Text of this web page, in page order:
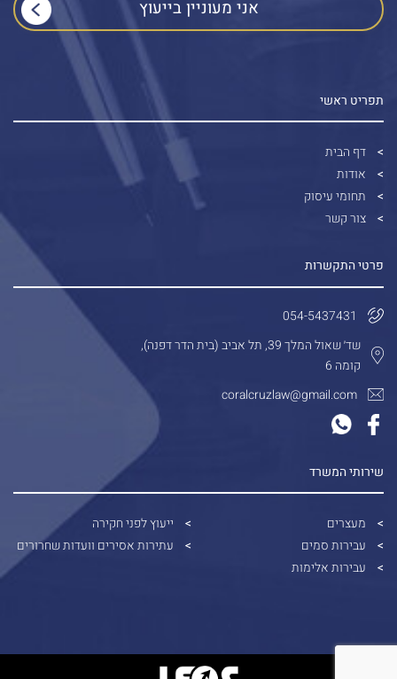
תפריט ראשי
דף הבית
אודות
תחומי עיסוק
צור קשר
שירותי המשרד
מעצרים
עבירות סמים
עבירות אלימות
ייעוץ לפני חקירה
עתירות אסירים וועדות שחרורים
פרטי התקשרות
054-5437431
שד׳ שאול המלך 39, תל אביב (בית הדר דפנה),
קומה 6
coralcruzlaw@gmail.com